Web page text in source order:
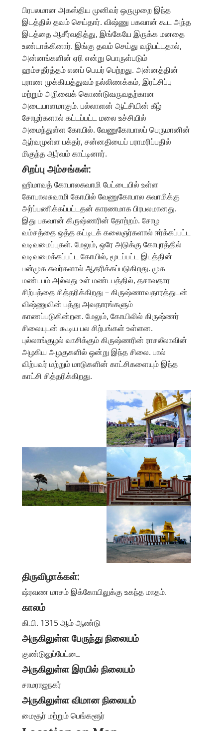
பிரபலமான அகஸ்திய முனிவர் ஒருமுறை இந்த
இடத்தில் தவம் செய்தார். விஷ்ணு பகவான் கூட அந்த
இடத்தை ஆசீர்வதித்து, இங்கேயே இருக்க மனதை
உண்டாக்கினார். இங்கு தவம் செய்து வழிபட்டதால்,
அன்னங்களின் ஏரி என்று பொருள்படும்
ஹம்சதீர்த்தம் எனப் பெயர் பெற்றது. அன்னத்தின்
புராண முக்கியத்துவம் நல்லிணக்கம், இரட்சிப்பு
மற்றும் அறிவைக் கொண்டுவருவதற்கான
அடையாளமாகும். பல்லாளன் ஆட்சியின் கீழ்
சோழர்களால் கட்டப்பட்ட மலை உச்சியில்
அமைந்துள்ள கோயில். வேணுகோபாலப் பெருமானின்
ஆர்வமுள்ள பக்தர், சன்னதியைப் பராமரிப்பதில்
மிகுந்த ஆர்வம் காட்டினார்.
சிறப்பு அம்சங்கள்:
ஹிமாவத் கோபாலசுவாமி பேட்டையில் உள்ள
கோபாலசுவாமி கோயில் வேணுகோபால சுவாமிக்கு
அர்ப்பணிக்கப்பட்டதன் காரணமாக பிரபலமானது.
இது பகவான் கிருஷ்ணரின் தோற்றம். சோழ
வம்சத்தை ஒத்த கட்டிடக் கலைஞர்களால் ஈர்க்கப்பட்ட
வடிவமைப்புகள். மேலும், ஒரே அடுக்கு கோபுரத்தில்
வடிவமைக்கப்பட்ட கோயில், மூடப்பட்ட இடத்தின்
பன்முக சுவர்களால் ஆதரிக்கப்படுகிறது. முக
மண்டபம் அல்லது உள் மண்டபத்தில், தசாவதார
சிற்பத்தை சித்தரிக்கிறது – கிருஷ்ணாவதாரத்துடன்
விஷ்ணுவின் பத்து அவதாரங்களும்
காணப்படுகின்றன. மேலும், கோயிலில் கிருஷ்ணர்
சிலையுடன் கூடிய பல சிற்பங்கள் உள்ளன.
புல்லாங்குழல் வாசிக்கும் கிருஷ்ணரின் ராசலீலாவின்
அழகிய அழகுகளில் ஒன்று இந்த சிலை. பால்
விற்பவர் மற்றும் மாடுகளின் காட்சிகளையும் இந்த
காட்சி சித்தரிக்கிறது.
திருவிழாக்கள்:
ஷ்ரவண மாசம் இக்கோயிலுக்கு உகந்த மாதம்.
காலம்
கி.பி. 1315 ஆம் ஆண்டு
அருகிலுள்ள பேருந்து நிலையம்
குண்டுலுப்பேட்டை
அருகிலுள்ள இரயில் நிலையம்
சாமராஜநகர்
அருகிலுள்ள விமான நிலையம்
மைசூர் மற்றும் பெங்களூர்